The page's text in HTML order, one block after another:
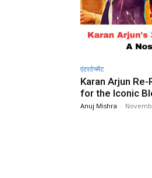
एंटरटेनमेंट
Karan Arjun
for the Iconic
Anuj Mishra -